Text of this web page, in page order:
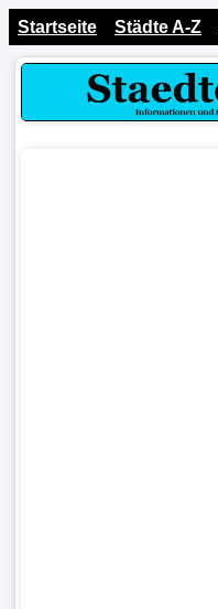
Startseite Städte A-Z